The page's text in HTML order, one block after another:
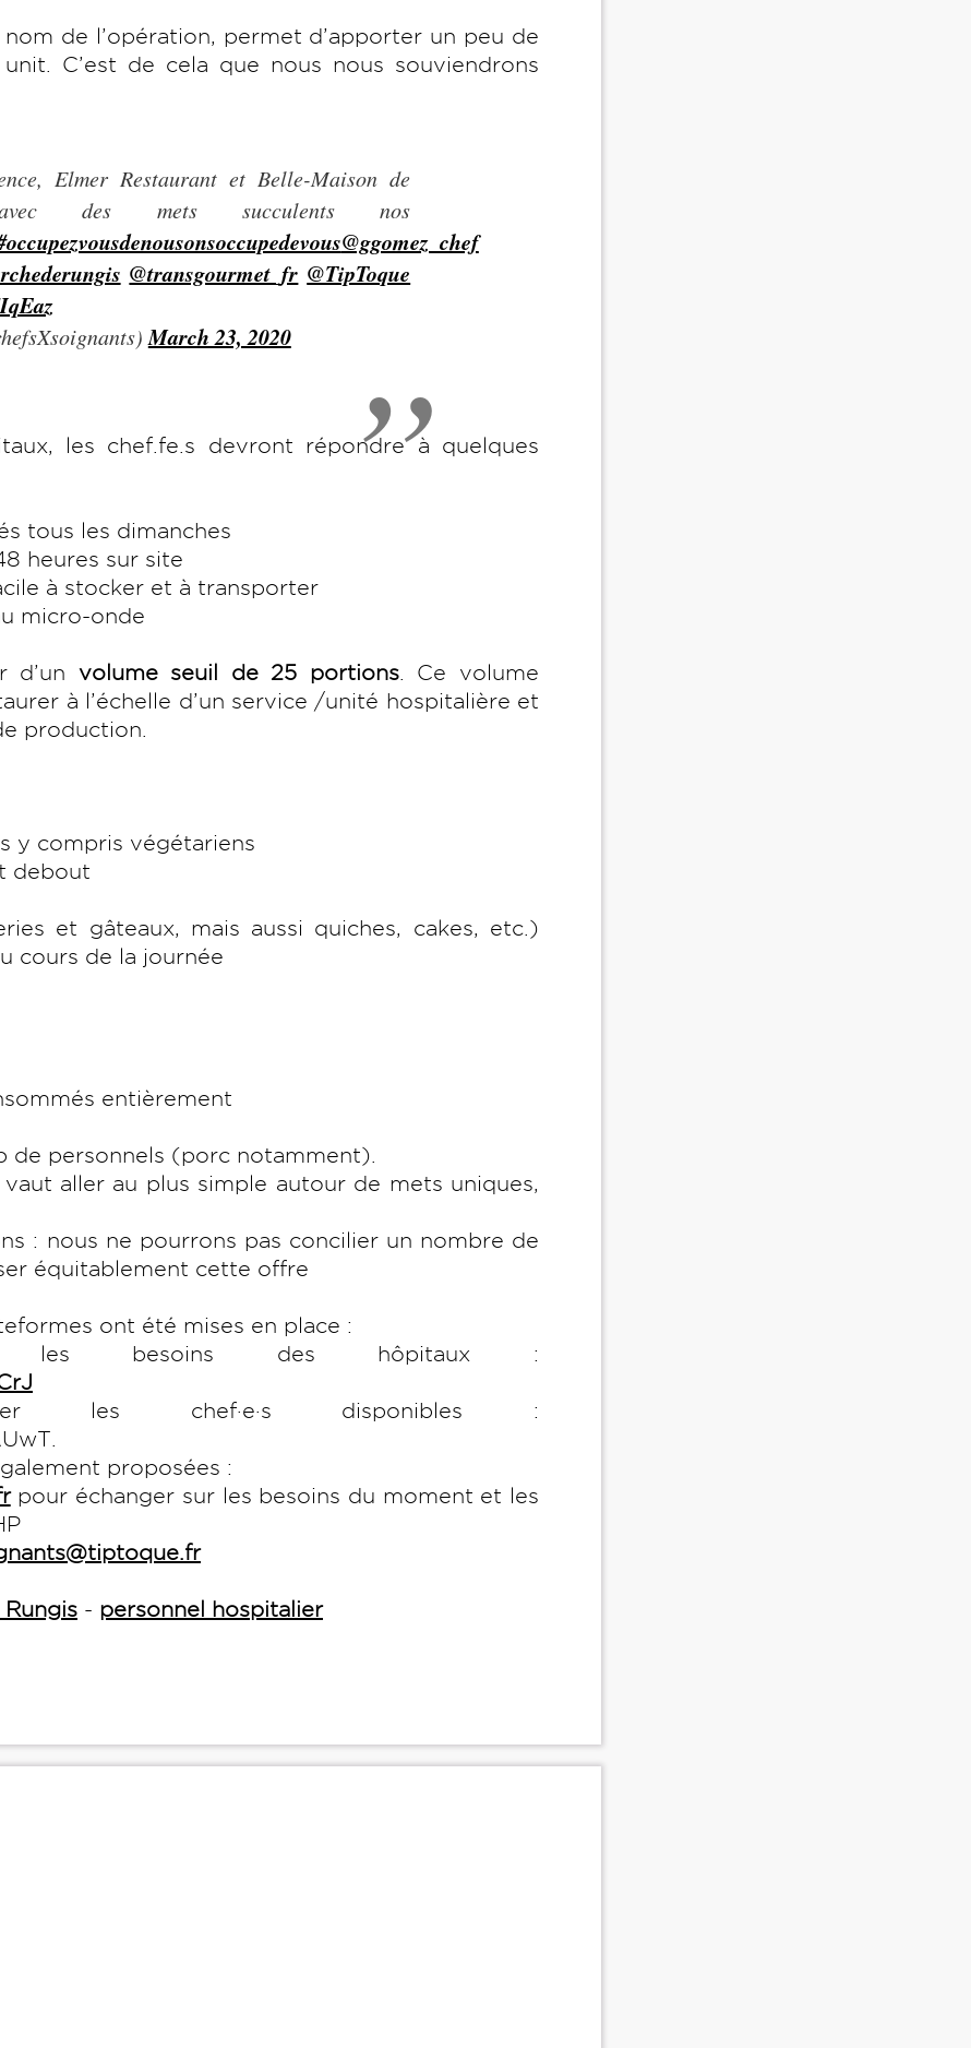
de l’opération, permet d’apporter un peu de
C’est de cela que nous nous souviendrons
Elmer Restaurant et Belle-Maison de
des mets succulents nos
@ggomez_chef
@transgourmet_fr @TipToque
March 23, 2020
les chef.fe.s devront répondre à quelques
tous les dimanches
heures sur site
à stocker et à transporter
micro-onde
d’un volume seuil de 25 portions. Ce volume
à l’échelle d’un service /unité hospitalière et
production.
y compris végétariens
debout
et gâteaux, mais aussi quiches, cakes, etc.)
cours de la journée
entièrement
de personnels (porc notamment).
aller au plus simple autour de mets uniques,
: nous ne pourrons pas concilier un nombre de
équitablement cette offre
ont été mises en place :
les besoins des hôpitaux :
les chef·e·s disponibles :
proposées :
pour échanger sur les besoins du moment et les
- personnel hospitalier